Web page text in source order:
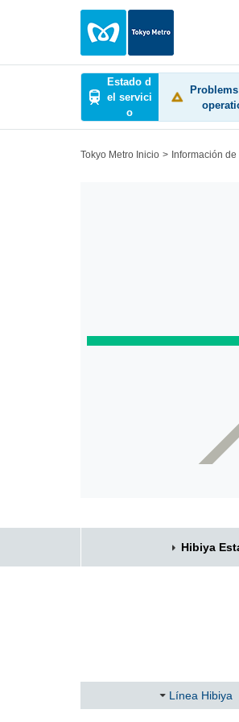
Estado d
el servici
o
Tokyo Metro Inicio Información
Hibiya
Línea Hibiya